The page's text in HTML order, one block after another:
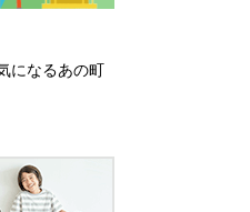
になるあの町